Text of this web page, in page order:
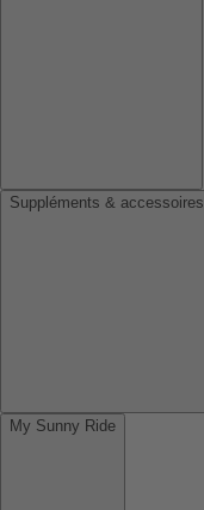
Suppléments & accessoires
My Sunny Ride